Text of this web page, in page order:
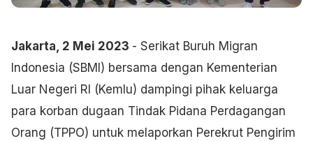
Jakarta, 2 Mei 2023 - Serikat Buruh Migran
Indonesia (SBMI) bersama dengan Kementerian
Luar Negeri RI (Kemlu) dampingi pihak keluarga
para korban dugaan Tindak Pidana Perdagangan
Orang (TPPO) untuk melaporkan Perekrut Pengirim